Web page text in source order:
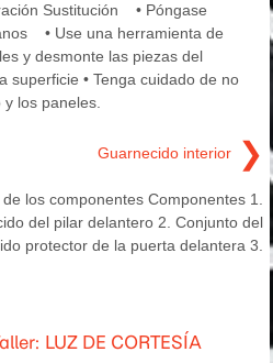
Sustitución • Póngase
• Use una herramienta de
y desmonte las piezas del
superficie • Tenga cuidado de no
los paneles.
Guarnecido interior ❯
los componentes Componentes 1.
del pilar delantero 2. Conjunto del
protector de la puerta delantera 3.
LUZ DE CORTESÍA